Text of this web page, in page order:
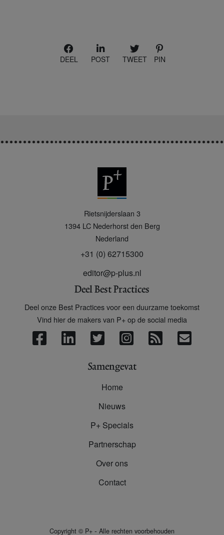
DEEL POST TWEET PIN
Rietsnijderslaan 3
1394 LC Nederhorst den Berg
Nederland
+31 (0) 62715300
editor@p-plus.nl
Deel Best Practices
Deel onze Best Practices voor een duurzame toekomst
Vind hier de makers van P+ op de social media
Samengevat
Home
Nieuws
P+ Specials
Partnerschap
Over ons
Contact
Copyright © P+ - Alle rechten voorbehouden